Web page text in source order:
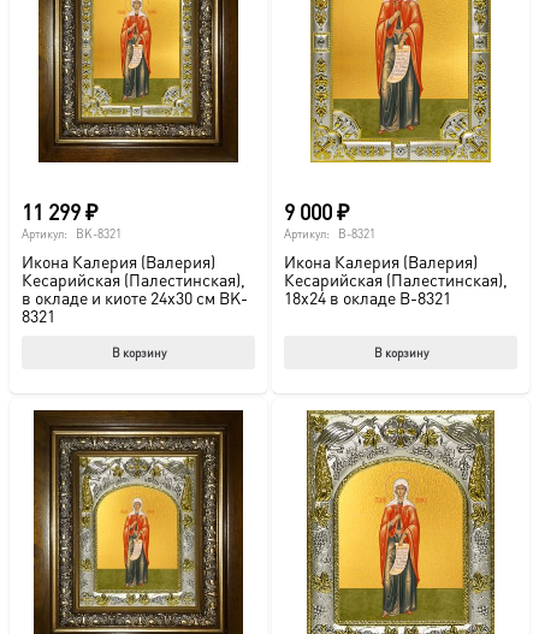
11 299₽
Артикул: BK-8321
Икона Калерия (Валерия)
Кесарийская (Палестинская),
в окладе и киоте 24х30 см BK-
8321
В корзину
9 000₽
Артикул: B-8321
Икона Калерия (Валерия)
Кесарийская (Палестинская),
18х24 в окладе B-8321
В корзину